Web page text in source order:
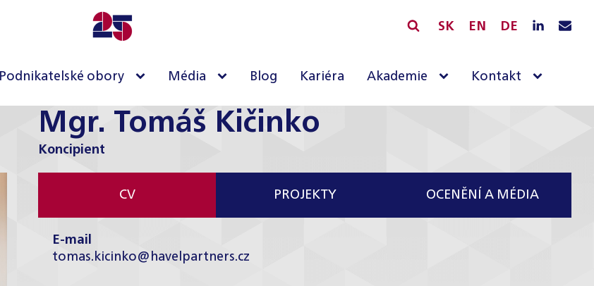
SK EN DE
Podnikatelské obory Média Blog Kariéra Akademie Kontakt
Mgr. Tomáš Kičinko
Koncipient
CV PROJEKTY OCENĚNÍ A MÉDIA
E-mail
tomas.kicinko@havelpartners.cz